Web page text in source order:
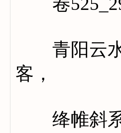
青阳云水
客，
绛帷斜系